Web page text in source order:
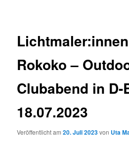
Rokoko –
Clubabend in D-
18.07.2023
Veröffentlicht am20. Juli 2023von Uta